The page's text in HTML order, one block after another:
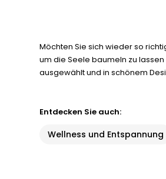
Möchten Sie sich wieder so
um die Seele baumeln zu
ausgewählt und in schönem
Entdecken Sie auch:
Wellness und Entspannung